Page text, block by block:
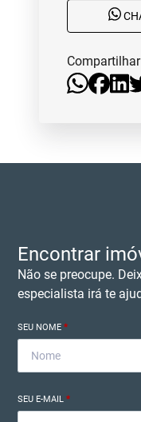
Encontrar
Não se preocupe.
especialista irá te
SEU NOME*
SEU E-MAIL*